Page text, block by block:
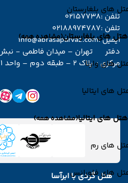
های بلغارستان
هتل های بلغارستان(مشاهده همه)
های وارنا
های ایتالیا
هتل های ایتالیا(مشاهده همه)
های رم
های فلورانس
تلفن :02157738
تلفن :02188974787
ایمیل :info@abrasaparvaz.com
دفتر
مرکزی :
تهران – میدان فاطمی -
پلاک 2 – طبقه دوم – واحد 201
هتل گردی با ابرآسا